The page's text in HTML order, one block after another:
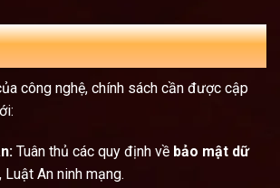
khoản trong thời đại số: Những
công nghệ, chính sách cần được cập
Tuân thủ các quy định về bảo mật dữ
An ninh mạng.